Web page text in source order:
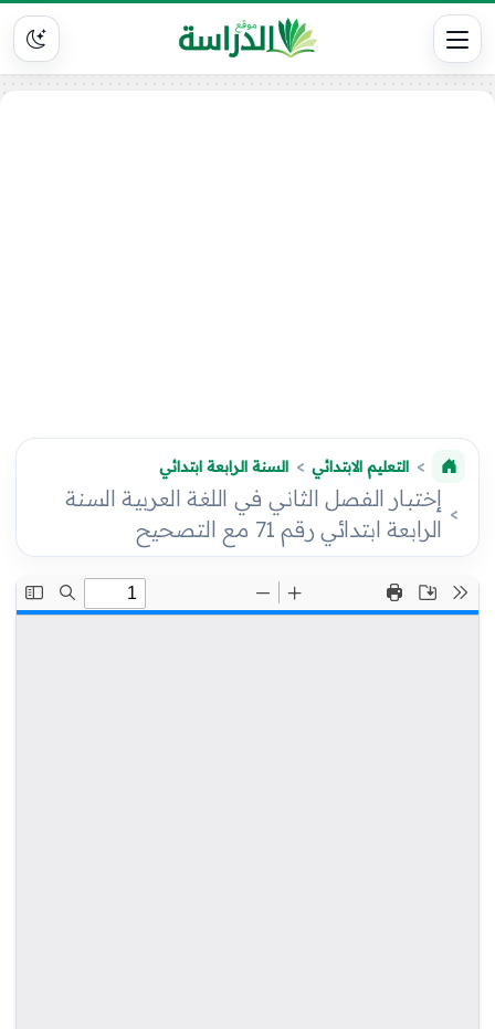
التعليم الابتدائي السنة الرابعة ابتدائي
إختبار الفصل الثاني في اللغة العربية السنة
الرابعة ابتدائي رقم 71 مع التصحيح